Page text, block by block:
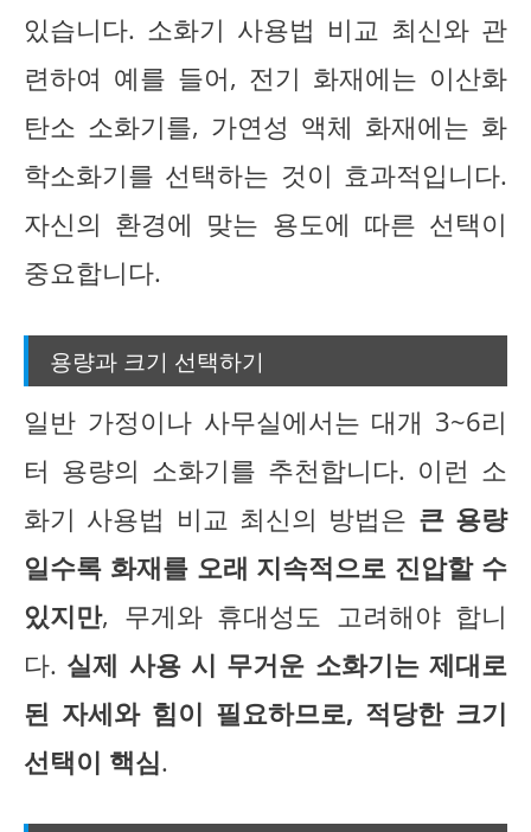
있습니다. 소화기 사용법 비교 최신와 관
련하여 예를 들어, 전기 화재에는 이산화
탄소 소화기를, 가연성 액체 화재에는 화
학소화기를 선택하는 것이 효과적입니다.
자신의 환경에 맞는 용도에 따른 선택이
중요합니다.
용량과 크기 선택하기
일반 가정이나 사무실에서는 대개 3~6리
터 용량의 소화기를 추천합니다. 이런 소
화기 사용법 비교 최신의 방법은 큰 용량
일수록 화재를 오래 지속적으로 진압할 수
있지만, 무게와 휴대성도 고려해야 합니
다. 실제 사용 시 무거운 소화기는 제대로
된 자세와 힘이 필요하므로, 적당한 크기
선택이 핵심.